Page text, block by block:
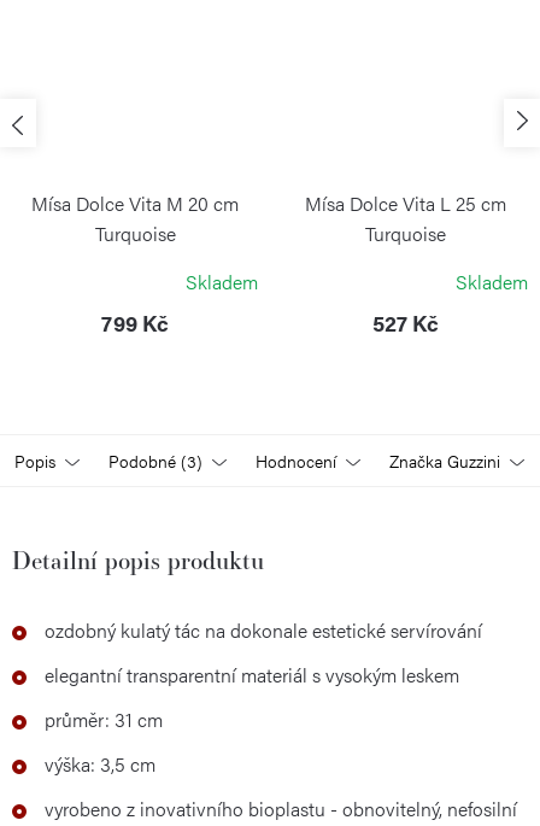
Mísa Dolce Vita M 20 cm
Turquoise
Skladem
799 Kč
Mísa Dolce Vita L 25 cm
Turquoise
Skladem
527 Kč
Popis Podobné (3) Hodnocení Značka Guzzini
Detailní popis produktu
ozdobný kulatý tác na dokonale estetické servírování
elegantní transparentní materiál s vysokým leskem
průměr: 31 cm
výška: 3,5 cm
vyrobeno z inovativního bioplastu - obnovitelný, nefosilní